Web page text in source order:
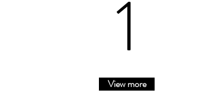
1
View more